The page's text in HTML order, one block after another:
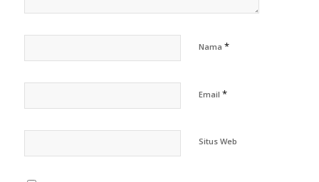
Nama *
Email *
Situs Web